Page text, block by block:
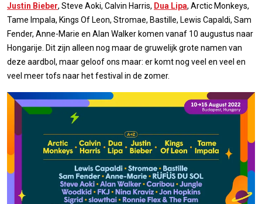
Justin Bieber, Steve Aoki, Calvin Harris, Dua Lipa, Arctic Monkeys,
Tame Impala, Kings Of Leon, Stromae, Bastille, Lewis Capaldi, Sam
Fender, Anne-Marie en Alan Walker komen vanaf 10 augustus naar
Hongarije. Dit zijn alleen nog maar de gruwelijk grote namen van
deze aardbol, maar geloof ons maar: er komt nog veel en veel en
veel meer tofs naar het festival in de zomer.